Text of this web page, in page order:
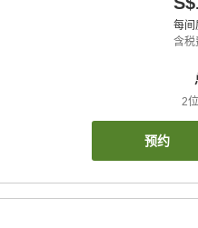
每间
含税
2
预约